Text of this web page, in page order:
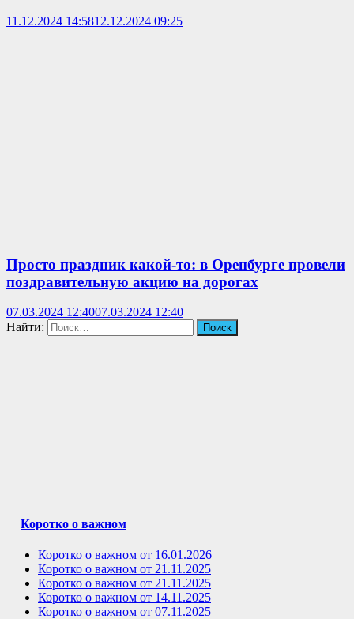
11.12.2024 14:5812.12.2024 09:25
Просто праздник какой-то: в Оренбурге провели
поздравительную акцию на дорогах
07.03.2024 12:4007.03.2024 12:40
Найти:
Коротко о важном
Коротко о важном от 16.01.2026
Коротко о важном от 21.11.2025
Коротко о важном от 21.11.2025
Коротко о важном от 14.11.2025
Коротко о важном от 07.11.2025